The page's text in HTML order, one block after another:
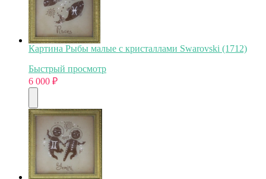
Картина Рыбы малые с кристаллами Swarovski (1712)
Быстрый просмотр
6 000 ₽